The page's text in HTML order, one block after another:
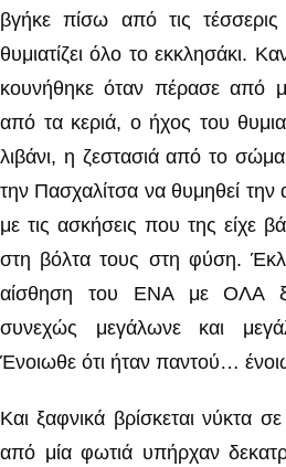
βγήκε πίσω από τις τέσσερις
θυμιατίζει όλο το εκκλησάκι.
κουνήθηκε όταν πέρασε από
από τα κεριά, ο ήχος του
λιβάνι, η ζεστασιά από το
την Πασχαλίτσα να θυμηθεί την
με τις ασκήσεις που της είχε
στη βόλτα τους στη φύση.
αίσθηση του ΕΝΑ με ΟΛΑ
συνεχώς μεγάλωνε και
Ένοιωθε ότι ήταν παντού…
Και ξαφνικά βρίσκεται νύκτα
από μία φωτιά υπήρχαν